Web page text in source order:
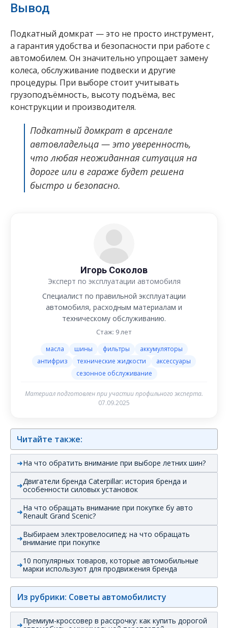
Вывод
Подкатный домкрат — это не просто инструмент,
а гарантия удобства и безопасности при работе с
автомобилем. Он значительно упрощает замену
колеса, обслуживание подвески и другие
процедуры. При выборе стоит учитывать
грузоподъёмность, высоту подъёма, вес
конструкции и производителя.
Подкатный домкрат в арсенале
автовладельца — это уверенность,
что любая неожиданная ситуация на
дороге или в гараже будет решена
быстро и безопасно.
Игорь Соколов
Эксперт по эксплуатации автомобиля
Специалист по правильной эксплуатации
автомобиля, расходным материалам и
техническому обслуживанию.
Стаж: 9 лет
масла шины фильтры
аккумуляторы
антифриз
технические жидкости
аксессуары
сезонное обслуживание
Материал подготовлен при участии профильного эксперта.
07.09.2025
Читайте также:
На что обратить внимание при выборе летних шин?
Двигатели бренда Caterpillar: история бренда и
особенности силовых установок
На что обращать внимание при покупке бу авто
Renault Grand Scenic?
Выбираем электровелосипед: на что обращать
внимание при покупке
10 популярных товаров, которые автомобильные
марки используют для продвижения бренда
Из рубрики: Советы автомобилисту
Премиум-кроссовер в рассрочку: как купить дорогой